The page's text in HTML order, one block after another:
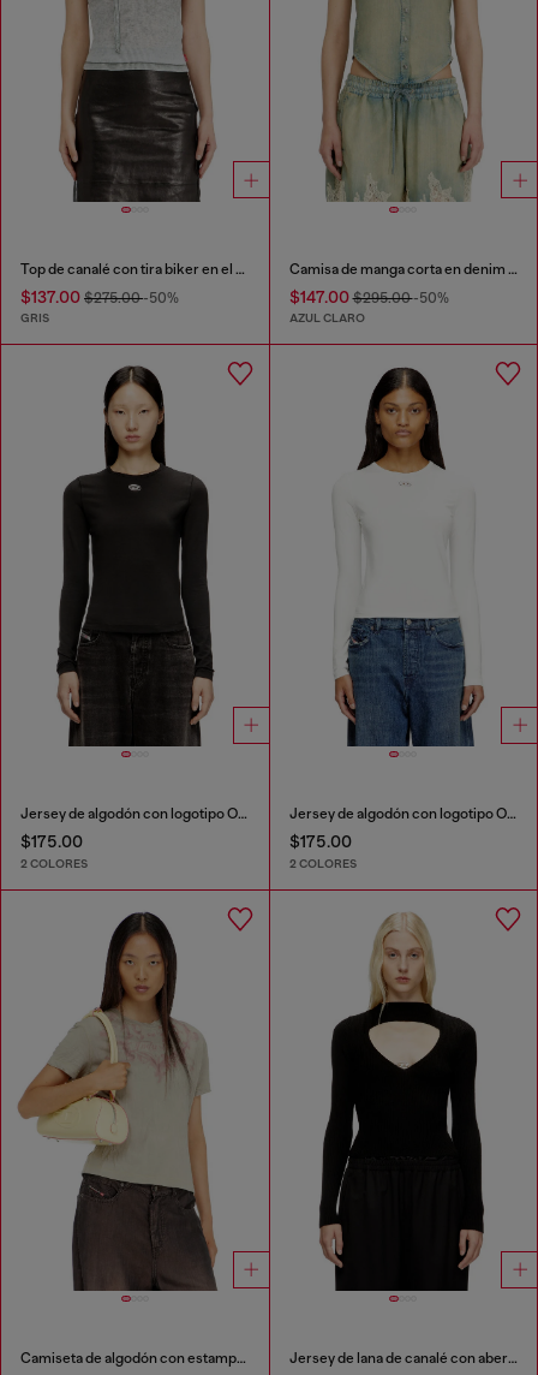
Top de canalé con tira biker en el cuello
$137.00 $275.00-50%
GRIS
Camisa de manga corta en denim y encaje
$147.00$295.00-50%
AZUL CLARO
Jersey de algodón con logotipo Oval D
$175.00
2 COLORES
Jersey de algodón con logotipo Oval D
$175.00
2 COLORES
Camiseta de algodón con estampado gráfico Jersey de lana de canalé con abertura